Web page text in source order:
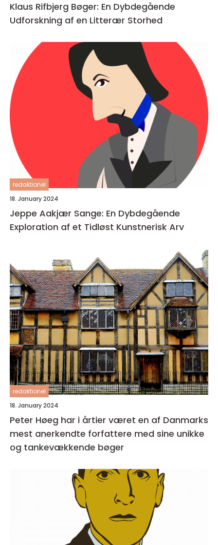
Klaus Rifbjerg Bøger: En Dybdegående
Udforskning af en Litterær Storhed
redaktionel
18. January 2024
Jeppe Aakjær Sange: En Dybdegående
Exploration af et Tidløst Kunstnerisk Arv
redaktionel
18. January 2024
Peter Høeg har i årtier været en af Danmarks
mest anerkendte forfattere med sine unikke
og tankevækkende bøger